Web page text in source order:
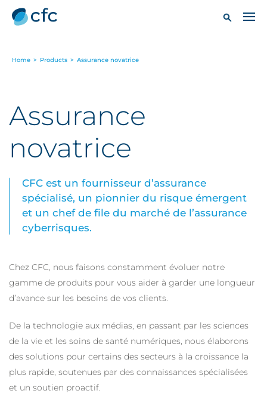
Home > Products > Assurance novatrice
Assurance
novatrice
CFC est un fournisseur d’assurance
spécialisé, un pionnier du risque émergent
et un chef de file du marché de l’assurance
cyberrisques.
Chez CFC, nous faisons constamment évoluer notre
gamme de produits pour vous aider à garder une longueur
d’avance sur les besoins de vos clients.
De la technologie aux médias, en passant par les sciences
de la vie et les soins de santé numériques, nous élaborons
des solutions pour certains des secteurs à la croissance la
plus rapide, soutenues par des connaissances spécialisées
et un soutien proactif.